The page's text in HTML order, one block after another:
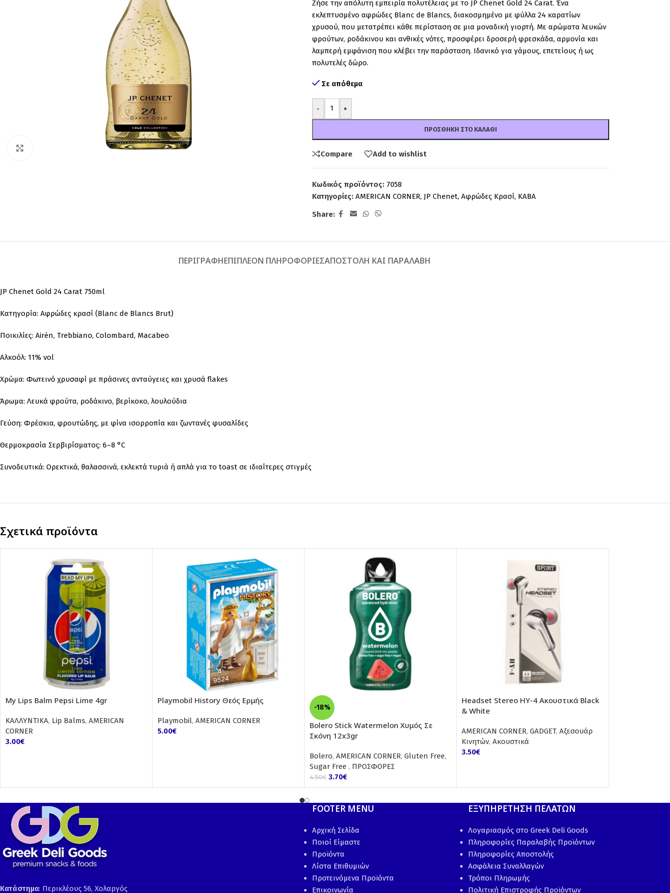
Ζήσε την απόλυτη εμπειρία πολυτέλειας με το JP Chenet Gold 24 Carat. Ένα
εκλεπτυσμένο αφρώδες Blanc de Blancs, διακοσμημένο με φύλλα 24 καρατίων
χρυσού, που μετατρέπει κάθε περίσταση σε μια μοναδική γιορτή. Με αρώματα λευκών
φρούτων, ροδάκινου και ανθικές νότες, προσφέρει δροσερή φρεσκάδα, αρμονία και
λαμπερή εμφάνιση που κλέβει την παράσταση. Ιδανικό για γάμους, επετείους ή ως
πολυτελές δώρο.
Σε απόθεμα
- +
ΠΡΟΣΘΉΚΗ ΣΤΟ ΚΑΛΆΘΙ
Compare Add to wishlist
Κωδικός προϊόντος: 7058
Κατηγορίες: AMERICAN CORNER, JP Chenet, Αφρώδες Κρασί, ΚΑΒΑ
Share:
ΠΕΡΙΓΡΑΦΉΕΠΙΠΛΈΟΝ ΠΛΗΡΟΦΟΡΊΕΣΑΠΟΣΤΟΛΉ ΚΑΙ ΠΑΡΑΛΑΒΉ
JP Chenet Gold 24 Carat 750ml
Κατηγορία: Αφρώδες κρασί (Blanc de Blancs Brut)
Ποικιλίες: Airén, Trebbiano, Colombard, Macabeo
Αλκοόλ: 11% vol
Χρώμα: Φωτεινό χρυσαφί με πράσινες ανταύγειες και χρυσά flakes
Άρωμα: Λευκά φρούτα, ροδάκινο, βερίκοκο, λουλούδια
Γεύση: Φρέσκια, φρουτώδης, με φίνα ισορροπία και ζωντανές φυσαλίδες
Θερμοκρασία Σερβιρίσματος: 6–8 °C
Συνοδευτικά: Ορεκτικά, θαλασσινά, εκλεκτά τυριά ή απλά για το toast σε ιδιαίτερες στιγμές
Σχετικά προϊόντα
My Lips Balm Pepsi Lime 4gr
ΚΑΛΛΥΝΤΙΚΑ, Lip Balms, AMERICAN
CORNER
3.00€
Playmobil History Θεός Ερμής
Playmobil, AMERICAN CORNER
5.00€
-18%
Bolero Stick Watermelon Χυμός Σε
Σκόνη 12x3gr
Bolero, AMERICAN CORNER, Gluten Free,
Sugar Free , ΠΡΟΣΦΟΡΕΣ
4.50€ 3.70€
Headset Stereo HY-4 Ακουστικά Black
& White
AMERICAN CORNER, GADGET, Αξεσουάρ
Κινητών, Ακουστικά
3.50€
Κατάστημα: Περικλέους 56, Χολαργός
FOOTER MENU
Αρχική Σελίδα
Ποιοί Είμαστε
Προϊόντα
Λίστα Επιθυμιών
Προτεινόμενα Προϊόντα
Επικοινωνία
ΕΞΥΠΗΡΕΤΗΣΗ ΠΕΛΑΤΩΝ
Λογαριασμός στο Greek Deli Goods
Πληροφορίες Παραλαβής Προϊόντων
Πληροφορίες Αποστολής
Ασφάλεια Συναλλαγών
Τρόποι Πληρωμής
Πολιτική Επιστροφής Προϊόντων